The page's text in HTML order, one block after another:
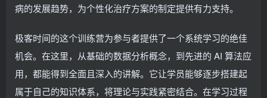
病的发展趋势，为个性化治疗方案的制定提供有力支持。
极客时间的这个训练营为参与者提供了一个系统学习的绝佳
机会。在这里，从基础的数据分析概念，到先进的 AI 算法应
用，都能得到全面且深入的讲解。它让学员能够逐步搭建起
属于自己的知识体系，将理论与实践紧密结合。在学习过程